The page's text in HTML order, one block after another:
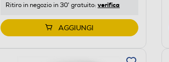
Ritiro in negozio in 30' gratuito: verifica
AGGIUNGI